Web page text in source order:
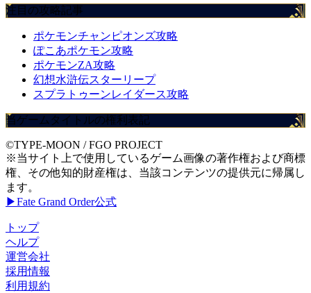
注目の攻略記事
ポケモンチャンピオンズ攻略
ぽこあポケモン攻略
ポケモンZA攻略
幻想水滸伝スターリープ
スプラトゥーンレイダース攻略
当ゲームタイトルの権利表記
©TYPE-MOON / FGO PROJECT
※当サイト上で使用しているゲーム画像の著作権および商標
権、その他知的財産権は、当該コンテンツの提供元に帰属し
ます。
▶Fate Grand Order公式
トップ
ヘルプ
運営会社
採用情報
利用規約